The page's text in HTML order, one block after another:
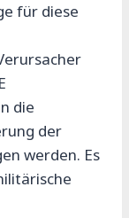
für diese
die
der
werden. Es